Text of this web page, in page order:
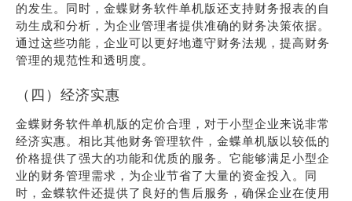
的发生。同时，金蝶财务软件单机版还支持财务报表的自
动生成和分析，为企业管理者提供准确的财务决策依据。
通过这些功能，企业可以更好地遵守财务法规，提高财务
管理的规范性和透明度。
（四）经济实惠
金蝶财务软件单机版的定价合理，对于小型企业来说非常
经济实惠。相比其他财务管理软件，金蝶单机版以较低的
价格提供了强大的功能和优质的服务。它能够满足小型企
业的财务管理需求，为企业节省了大量的资金投入。同
时，金蝶软件还提供了良好的售后服务，确保企业在使用